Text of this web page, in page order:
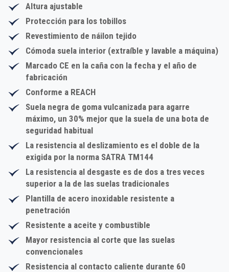
Altura ajustable
Protección para los tobillos
Revestimiento de náilon tejido
Cómoda suela interior (extraíble y lavable a máquina)
Marcado CE en la caña con la fecha y el año de
fabricación
Conforme a REACH
Suela negra de goma vulcanizada para agarre
máximo, un 30% mejor que la suela de una bota de
seguridad habitual
La resistencia al deslizamiento es el doble de la
exigida por la norma SATRA TM144
La resistencia al desgaste es de dos a tres veces
superior a la de las suelas tradicionales
Plantilla de acero inoxidable resistente a
penetración
Resistente a aceite y combustible
Mayor resistencia al corte que las suelas
convencionales
Resistencia al contacto caliente durante 60